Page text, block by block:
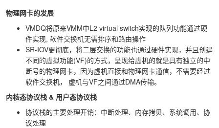
物理网卡的发展
VMDQ将原来VMM中L2 virtual switch实现的队列功能通过硬
件实现, 软件交换机无需排序和路由操作
SR-IOV更彻底，将二层交换的功能也通过硬件实现，并且创建
不同的虚拟功能(VF)的方式，呈现给虚机的就是具有独立的中
断号的物理网卡，因为虚机直接和物理网卡通信，不需要经过
软件交换机， 虚机与VF之间通过DMA传输。
内核态协议栈 & 用户态协议栈
协议栈的主要处理开销：中断处理、内存拷贝、系统调用、协
议处理